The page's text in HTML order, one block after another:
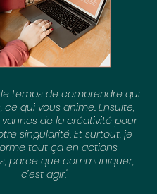
le temps de comprendre qui
ce qui vous anime. Ensuite,
vannes de la créativité pour
singularité. Et surtout, je
tout ça en actions
parce que communiquer,
c’est agir."